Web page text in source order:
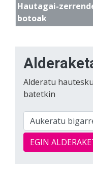
Hautagai-
botoak
Alderatu
batetkin
EGIN